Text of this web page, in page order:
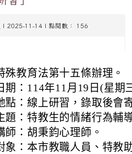
| 2025-11-14 | 點閱數： 156
殊教育法第十五條辦理。
期：114年11月19日(星期
點：線上研習，錄取後會
題：特教生的情緒行為輔
師：胡秉鈞心理師。
象：本市教職人員、特教